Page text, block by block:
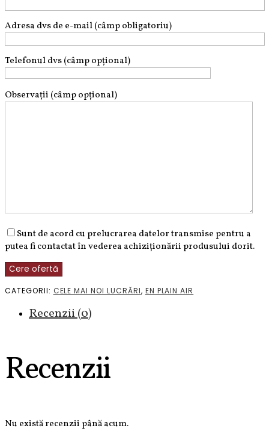
Adresa dvs de e-mail (câmp obligatoriu)
Telefonul dvs (câmp opțional)
Observații (câmp opțional)
Sunt de acord cu prelucrarea datelor transmise pentru a
putea fi contactat în vederea achiziționării produsului dorit.
CATEGORII: CELE MAI NOI LUCRĂRI, EN PLAIN AIR
Recenzii (0)
Recenzii
Nu există recenzii până acum.